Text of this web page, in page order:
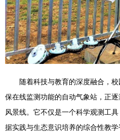
随着科技与教育的深度融合，
保在线监测功能的自动气象站，正
风景线。它不仅是一个科学观测工
据实践与生态意识培养的综合性教学